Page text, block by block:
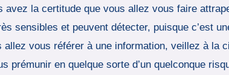
avez la certitude que vous allez vous faire
sensibles et peuvent détecter, puisque c’est
allez vous référer à une information, veillez à la
prémunir en quelque sorte d’un quelconque